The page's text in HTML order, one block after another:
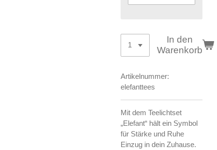
In den
Warenkorb
Artikelnummer:
elefanttees
Mit dem Teelichtset
„Elefant“ hält ein Symbol
für Stärke und Ruhe
Einzug in dein Zuhause.